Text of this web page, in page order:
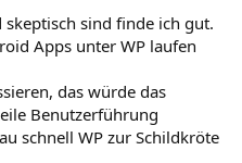
sind finde ich gut.
Apps unter WP laufen
das würde das
Benutzerführung
schnell WP zur Schildkröte